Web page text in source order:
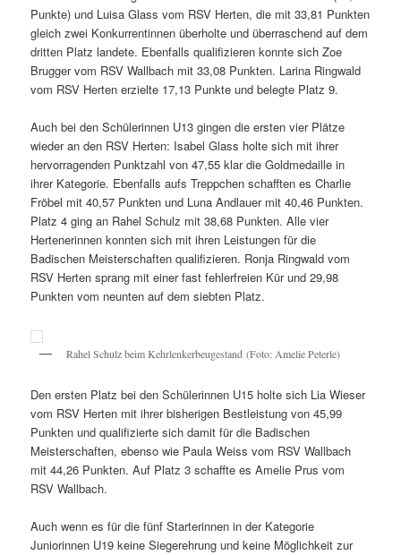
Punkte) und Luisa Glass vom RSV Herten, die mit 33,81 Punkten
gleich zwei Konkurrentinnen überholte und überraschend auf dem
dritten Platz landete. Ebenfalls qualifizieren konnte sich Zoe
Brugger vom RSV Wallbach mit 33,08 Punkten. Larina Ringwald
vom RSV Herten erzielte 17,13 Punkte und belegte Platz 9.
Auch bei den Schülerinnen U13 gingen die ersten vier Plätze
wieder an den RSV Herten: Isabel Glass holte sich mit ihrer
hervorragenden Punktzahl von 47,55 klar die Goldmedaille in
ihrer Kategorie. Ebenfalls aufs Treppchen schafften es Charlie
Fröbel mit 40,57 Punkten und Luna Andlauer mit 40,46 Punkten.
Platz 4 ging an Rahel Schulz mit 38,68 Punkten. Alle vier
Hertenerinnen konnten sich mit ihren Leistungen für die
Badischen Meisterschaften qualifizieren. Ronja Ringwald vom
RSV Herten sprang mit einer fast fehlerfreien Kür und 29,98
Punkten vom neunten auf dem siebten Platz.
Rahel Schulz beim Kehrlenkerbeugestand (Foto: Amelie Peterle)
Den ersten Platz bei den Schülerinnen U15 holte sich Lia Wieser
vom RSV Herten mit ihrer bisherigen Bestleistung von 45,99
Punkten und qualifizierte sich damit für die Badischen
Meisterschaften, ebenso wie Paula Weiss vom RSV Wallbach
mit 44,26 Punkten. Auf Platz 3 schaffte es Amelie Prus vom
RSV Wallbach.
Auch wenn es für die fünf Starterinnen in der Kategorie
Juniorinnen U19 keine Siegerehrung und keine Möglichkeit zur